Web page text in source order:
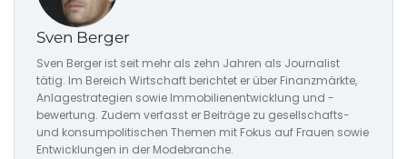
Sven Berger
Sven Berger ist seit mehr als zehn Jahren als Journalist
tätig. Im Bereich Wirtschaft berichtet er über Finanzmärkte,
Anlagestrategien sowie Immobilienentwicklung und -
bewertung. Zudem verfasst er Beiträge zu gesellschafts-
und konsumpolitischen Themen mit Fokus auf Frauen sowie
Entwicklungen in der Modebranche.